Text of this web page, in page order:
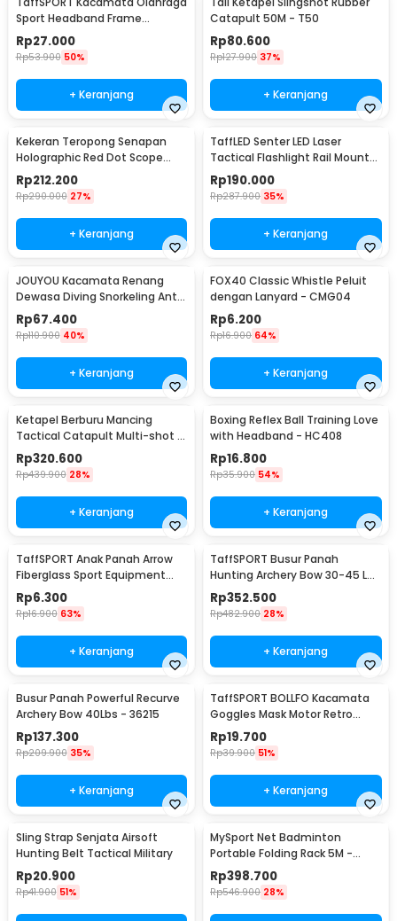
Sport Headband Frame
Glasses - 9833
Rp27.000
Rp53.900 50%
+ Keranjang
Catapult 50M - T50
Rp80.600
Rp127.900 37%
+ Keranjang
Kekeran Teropong Senapan
Holographic Red Dot Scope
20mm - M-01
Rp212.200
Rp290.000 27%
+ Keranjang
TaffLED Senter LED Laser
Tactical Flashlight Rail Mount
200 Lumens - JGSD
Rp190.000
Rp287.900 35%
+ Keranjang
JOUYOU Kacamata Renang
Dewasa Diving Snorkeling Anti
Fog UV Protection - E0735
Rp67.400
Rp110.900 40%
+ Keranjang
FOX40 Classic Whistle Peluit
dengan Lanyard - CMG04
Rp6.200
Rp16.900 64%
+ Keranjang
Ketapel Berburu Mancing
Tactical Catapult Multi-shot -
KMSS
Rp320.600
Rp439.900 28%
+ Keranjang
Boxing Reflex Ball Training Love
with Headband - HC408
Rp16.800
Rp35.900 54%
+ Keranjang
TaffSPORT Anak Panah Arrow
Fiberglass Sport Equipment
Spine 800 1 PCS - JH813
Rp6.300
Rp16.900 63%
+ Keranjang
TaffSPORT Busur Panah
Hunting Archery Bow 30-45 LB
- SA
Rp352.500
Rp482.900 28%
+ Keranjang
Busur Panah Powerful Recurve
Archery Bow 40Lbs - 36215
Rp137.300
Rp209.900 35%
+ Keranjang
TaffSPORT BOLLFO Kacamata
Goggles Mask Motor Retro
Windproof - MT-04
Rp19.700
Rp39.900 51%
+ Keranjang
Sling Strap Senjata Airsoft
Hunting Belt Tactical Military
Rp20.900
Rp41.900 51%
MySport Net Badminton
Portable Folding Rack 5M -
T300
Rp398.700
Rp546.900 28%